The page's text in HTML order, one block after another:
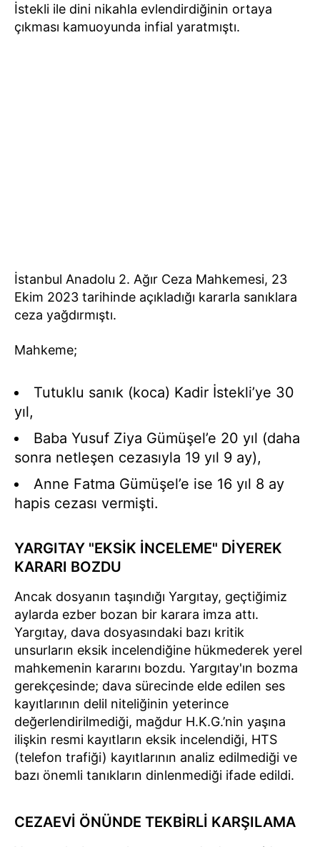
İstekli ile dini nikahla evlendirdiğinin ortaya
çıkması kamuoyunda infial yaratmıştı.
İstanbul Anadolu 2. Ağır Ceza Mahkemesi, 23
Ekim 2023 tarihinde açıkladığı kararla sanıklara
ceza yağdırmıştı.
Mahkeme;
Tutuklu sanık (koca) Kadir İstekli’ye 30
yıl,
Baba Yusuf Ziya Gümüşel’e 20 yıl (daha
sonra netleşen cezasıyla 19 yıl 9 ay),
Anne Fatma Gümüşel’e ise 16 yıl 8 ay
hapis cezası vermişti.
YARGITAY "EKSİK İNCELEME" DİYEREK
KARARI BOZDU
Ancak dosyanın taşındığı Yargıtay, geçtiğimiz
aylarda ezber bozan bir karara imza attı.
Yargıtay, dava dosyasındaki bazı kritik
unsurların eksik incelendiğine hükmederek yerel
mahkemenin kararını bozdu. Yargıtay'ın bozma
gerekçesinde; dava sürecinde elde edilen ses
kayıtlarının delil niteliğinin yeterince
değerlendirilmediği, mağdur H.K.G.’nin yaşına
ilişkin resmi kayıtların eksik incelendiği, HTS
(telefon trafiği) kayıtlarının analiz edilmediği ve
bazı önemli tanıkların dinlenmediği ifade edildi.
CEZAEVİ ÖNÜNDE TEKBİRLİ KARŞILAMA